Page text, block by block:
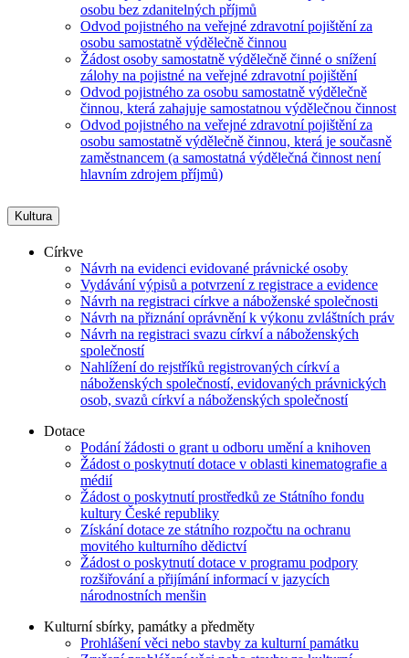
osobu bez zdanitelných příjmů
Odvod pojistného na veřejné zdravotní pojištění za
osobu samostatně výdělečně činnou
Žádost osoby samostatně výdělečně činné o snížení
zálohy na pojistné na veřejné zdravotní pojištění
Odvod pojistného za osobu samostatně výdělečně
činnou, která zahajuje samostatnou výdělečnou činnost
Odvod pojistného na veřejné zdravotní pojištění za
osobu samostatně výdělečně činnou, která je současně
zaměstnancem (a samostatná výdělečná činnost není
hlavním zdrojem příjmů)
Kultura
Církve
Návrh na evidenci evidované právnické osoby
Vydávání výpisů a potvrzení z registrace a evidence
Návrh na registraci církve a náboženské společnosti
Návrh na přiznání oprávnění k výkonu zvláštních práv
Návrh na registraci svazu církví a náboženských
společností
Nahlížení do rejstříků registrovaných církví a
náboženských společností, evidovaných právnických
osob, svazů církví a náboženských společností
Dotace
Podání žádosti o grant u odboru umění a knihoven
Žádost o poskytnutí dotace v oblasti kinematografie a
médií
Žádost o poskytnutí prostředků ze Státního fondu
kultury České republiky
Získání dotace ze státního rozpočtu na ochranu
movitého kulturního dědictví
Žádost o poskytnutí dotace v programu podpory
rozšiřování a přijímání informací v jazycích
národnostních menšin
Kulturní sbírky, památky a předměty
Prohlášení věci nebo stavby za kulturní památku